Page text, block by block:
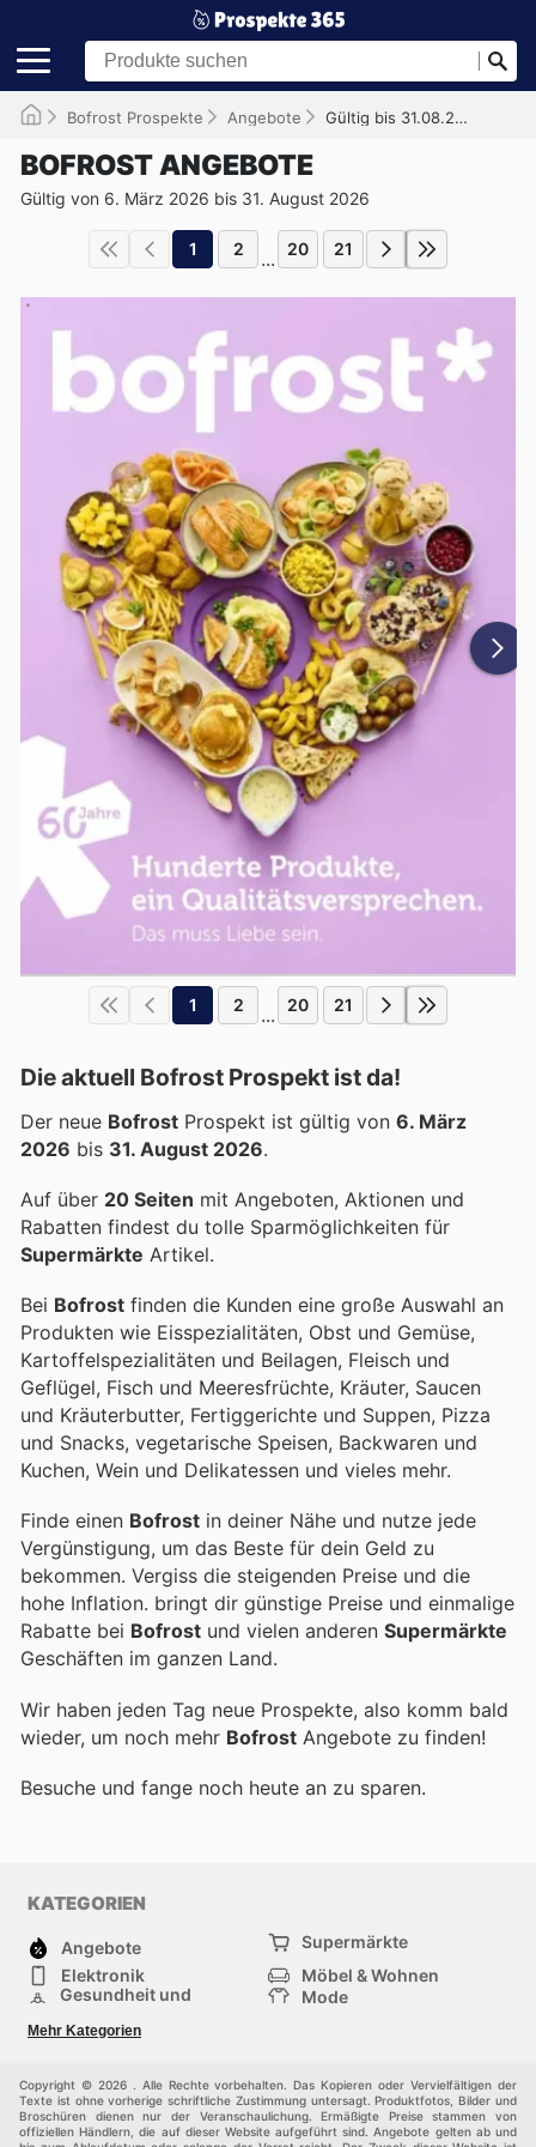
Bofrost Prospekte Angebote Gültig bis 31.08.2026
BOFROST ANGEBOTE
Gültig von 6. März 2026 bis 31. August 2026
1 2 ... 20 21
1 2 ... 20 21
Die aktuell Bofrost Prospekt ist da!
Der neue Bofrost Prospekt ist gültig von 6. März
2026 bis 31. August 2026.
Auf über 20 Seiten mit Angeboten, Aktionen und
Rabatten findest du tolle Sparmöglichkeiten für
Supermärkte Artikel.
Bei Bofrost finden die Kunden eine große Auswahl an
Produkten wie Eisspezialitäten, Obst und Gemüse,
Kartoffelspezialitäten und Beilagen, Fleisch und
Geflügel, Fisch und Meeresfrüchte, Kräuter, Saucen
und Kräuterbutter, Fertiggerichte und Suppen, Pizza
und Snacks, vegetarische Speisen, Backwaren und
Kuchen, Wein und Delikatessen und vieles mehr.
Finde einen Bofrost in deiner Nähe und nutze jede
Vergünstigung, um das Beste für dein Geld zu
bekommen. Vergiss die steigenden Preise und die
hohe Inflation. bringt dir günstige Preise und einmalige
Rabatte bei Bofrost und vielen anderen Supermärkte
Geschäften im ganzen Land.
Wir haben jeden Tag neue Prospekte, also komm bald
wieder, um noch mehr Bofrost Angebote zu finden!
Besuche und fange noch heute an zu sparen.
KATEGORIEN
Angebote
Supermärkte
Elektronik
Möbel & Wohnen
Gesundheit und
Mode
Sportartikel und
Sportbekleidung
Einkaufzentren
Andere
Mehr Kategorien
Copyright © 2026 . Alle Rechte vorbehalten. Das Kopieren oder Vervielfältigen der
Texte ist ohne vorherige schriftliche Zustimmung untersagt. Produktfotos, Bilder und
Broschüren dienen nur der Veranschaulichung. Ermäßigte Preise stammen von
offiziellen Händlern, die auf dieser Website aufgeführt sind. Angebote gelten ab und